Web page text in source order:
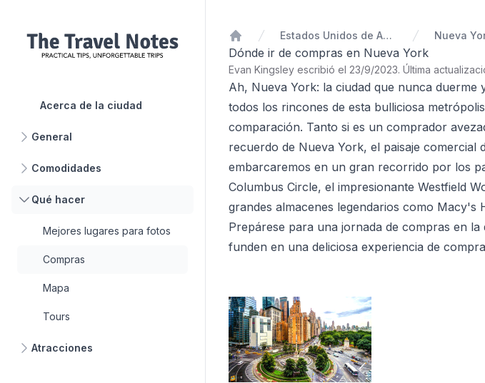
Acerca de la ciudad
General
Comodidades
Qué hacer
Mejores lugares para fotos
Compras
Mapa
Tours
Atracciones
Inicio
Estados Unidos de América Nueva
Dónde ir de compras en Nueva York
Evan Kingsley escribió el 23/9/2023. Última
Ah, Nueva York: la ciudad que nunca duerme
todos los rincones de esta bulliciosa
comparación. Tanto si es un comprador
recuerdo de Nueva York, el paisaje comercial
embarcaremos en un gran recorrido por los
Columbus Circle, el impresionante Westfield
grandes almacenes legendarios como Macy's
Prepárese para una jornada de compras en
funden en una deliciosa experiencia de